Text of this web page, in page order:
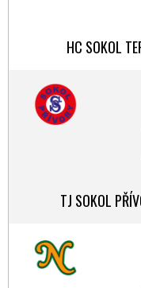
HC SOKOL
TJ SOKOL